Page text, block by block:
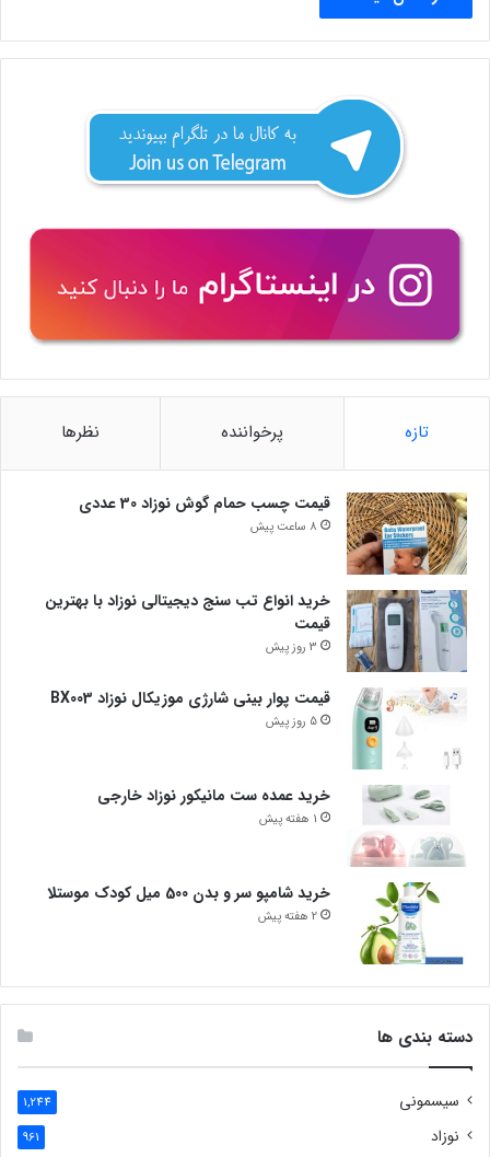
تازه پرخواننده نظرها
قیمت چسب حمام گوش نوزاد 30 عددی
8 ساعت پیش
خرید انواع تب سنج دیجیتالی نوزاد با بهترین
قیمت
3 روز پیش
قیمت پوار بینی شارژی موزیکال نوزاد BX003
5 روز پیش
خرید عمده ست مانیکور نوزاد خارجی
1 هفته پیش
خرید شامپو سر و بدن 500 میل کودک موستلا
2 هفته پیش
دسته بندی ها
سیسمونی 1,244
نوزاد 961